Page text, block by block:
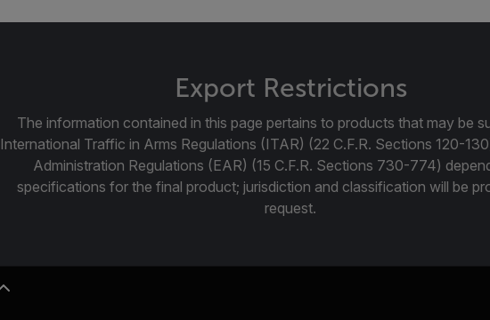
Export Restrictions
The information contained in this page pertains to products that may be
International Traffic in Arms Regulations (ITAR) (22 C.F.R. Sections 120-
Administration Regulations (EAR) (15 C.F.R. Sections 730-774)
specifications for the final product; jurisdiction and classification will be
request.